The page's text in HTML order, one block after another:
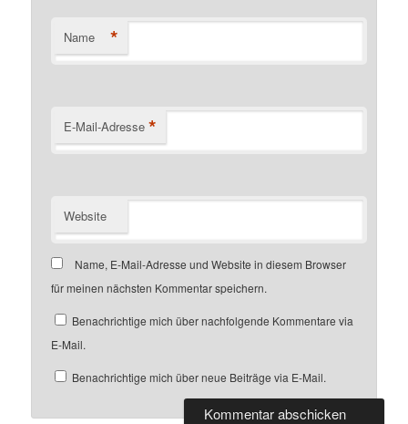
Name *
E-Mail-Adresse *
Website
Name, E-Mail-Adresse und Website in diesem Browser
für meinen nächsten Kommentar speichern.
Benachrichtige mich über nachfolgende Kommentare via
E-Mail.
Benachrichtige mich über neue Beiträge via E-Mail.